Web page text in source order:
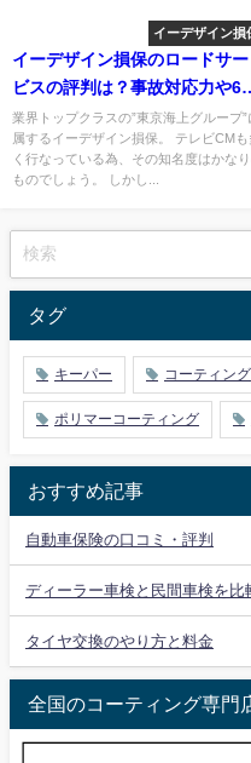
イーデザイン損
イーデザイン損保のロードサー
ビスの評判は？事故対応力や6つ
のサービス内容＆万が一に備え
て知っておくべき注意点まとめ
業界トップクラスの”東京海上グループ”
属するイーデザイン損保。 テレビCMも
く行なっている為、その知名度はかな
ものでしょう。 しかし...
タグ
キーパー コーティング
ポリマーコーティング
おすすめ記事
自動車保険の口コミ・評判
ディーラー車検と民間車検を比
タイヤ交換のやり方と料金
全国のコーティング専門